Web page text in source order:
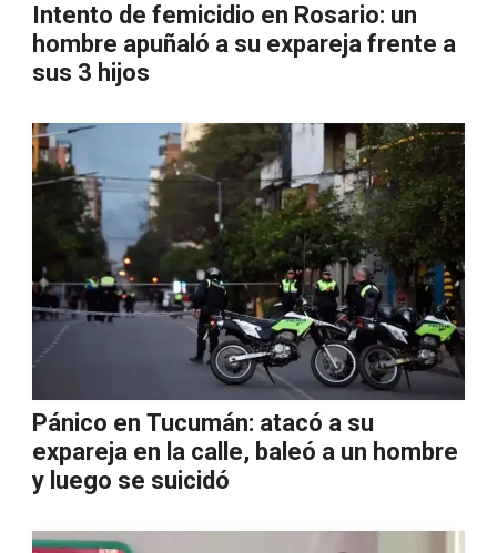
Intento de femicidio en Rosario: un
hombre apuñaló a su expareja frente a
sus 3 hijos
Pánico en Tucumán: atacó a su
expareja en la calle, baleó a un hombre
y luego se suicidó